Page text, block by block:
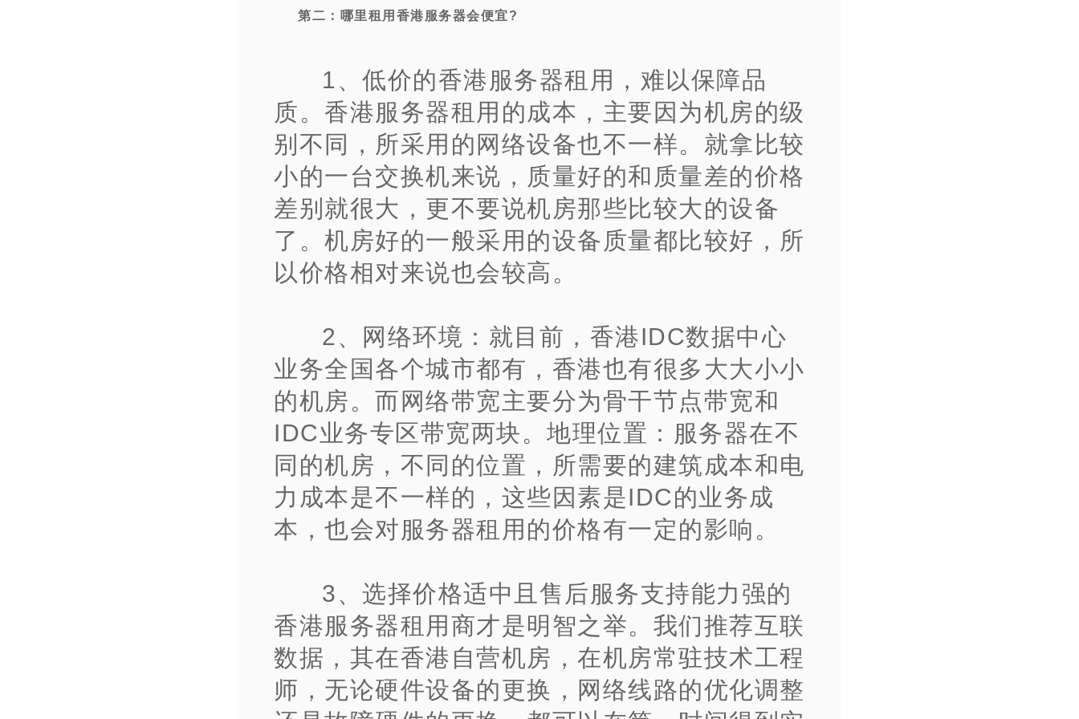
第二：哪里租用香港服务器会便宜?
1、低价的香港服务器租用，难以保障品
质。香港服务器租用的成本，主要因为机房的级
别不同，所采用的网络设备也不一样。就拿比较
小的一台交换机来说，质量好的和质量差的价格
差别就很大，更不要说机房那些比较大的设备
了。机房好的一般采用的设备质量都比较好，所
以价格相对来说也会较高。
2、网络环境：就目前，香港IDC数据中心
业务全国各个城市都有，香港也有很多大大小小
的机房。而网络带宽主要分为骨干节点带宽和
IDC业务专区带宽两块。地理位置：服务器在不
同的机房，不同的位置，所需要的建筑成本和电
力成本是不一样的，这些因素是IDC的业务成
本，也会对服务器租用的价格有一定的影响。
3、选择价格适中且售后服务支持能力强的
香港服务器租用商才是明智之举。我们推荐互联
数据，其在香港自营机房，在机房常驻技术工程
师，无论硬件设备的更换，网络线路的优化调整